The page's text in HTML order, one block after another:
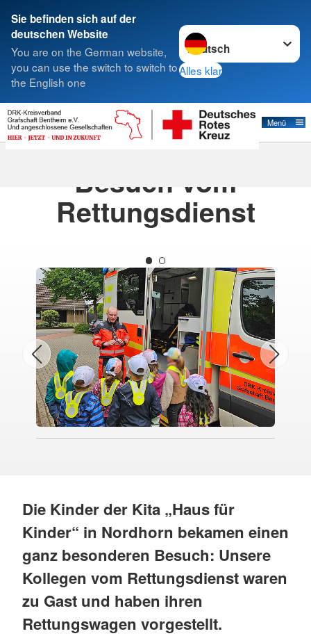
Sie befinden sich auf der
deutschen Website
You are on the German website,
you can use the switch to switch to
the English one
Sprache wechseln zu
Alles klar
Menü
Suche
Aktuelles
Besuch vom
Rettungsdienst
Die Kinder der Kita „Haus für
Kinder“ in Nordhorn bekamen einen
ganz besonderen Besuch: Unsere
Kollegen vom Rettungsdienst waren
zu Gast und haben ihren
Rettungswagen vorgestellt.